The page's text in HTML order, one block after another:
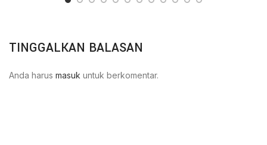
TINGGALKAN BALASAN
Anda harus masuk untuk berkomentar.